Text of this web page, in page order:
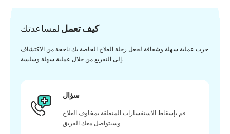
كيف تعمل لمساعدتك
جرب عملية سهلة وشفافة لجعل رحلة العلاج الخاصة بك ناجحة من الاكتشاف
إلى التفريغ من خلال عملية سهلة وسلسة.
سؤال
قم بإسقاط الاستفسارات المتعلقة بمخاوف العلاج
وسيتواصل معك الفريق